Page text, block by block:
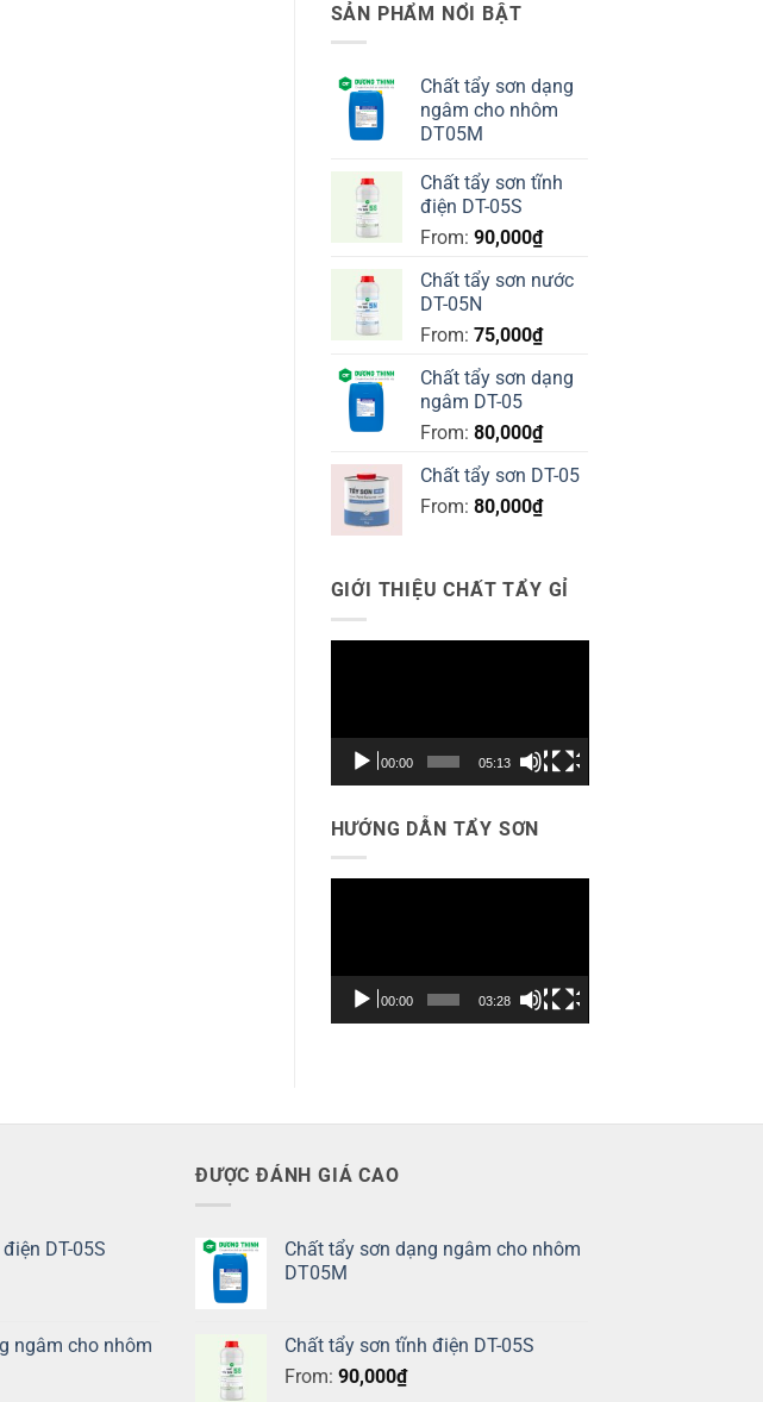
SẢN PHẨM NỔI BẬT
Chất tẩy sơn dạng
ngâm cho nhôm
DT05M
Chất tẩy sơn tĩnh
điện DT-05S
From: 90,000₫
Chất tẩy sơn nước
DT-05N
From: 75,000₫
Chất tẩy sơn dạng
ngâm DT-05
From: 80,000₫
Chất tẩy sơn DT-05
From: 80,000₫
GIỚI THIỆU CHẤT TẨY GỈ
00:00 05:13
HƯỚNG DẪN TẨY SƠN
00:00 03:28
DT-05S
ngâm cho nhôm
ĐƯỢC ĐÁNH GIÁ CAO
Chất tẩy sơn dạng ngâm cho nhôm
DT05M
Chất tẩy sơn tĩnh điện DT-05S
From: 90,000₫